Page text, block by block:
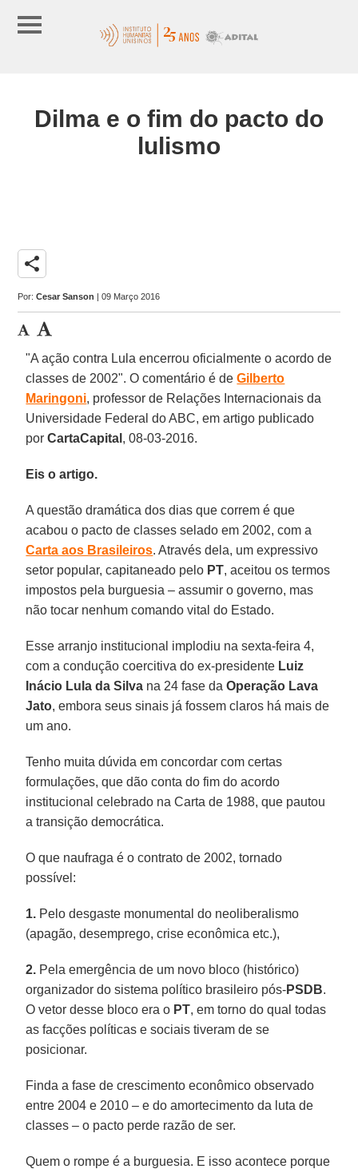
Dilma e o fim do pacto do
lulismo
share
Por:Cesar Sanson | 09 Março 2016
"A ação contra Lula encerrou oficialmente o acordo de
classes de 2002". O comentário é deGilberto
Maringoni, professor de Relações Internacionais da
Universidade Federal do ABC, em artigo publicado
porCartaCapital , 08-03-2016.
Eis o artigo.
A questão dramática dos dias que correm é que
acabou o pacto de classes selado em 2002, com a
Carta aos Brasileiros. Através dela, um expressivo
setor popular, capitaneado pelo PT, aceitou os termos
impostos pela burguesia – assumir o governo, mas
não tocar nenhum comando vital do Estado.
Esse arranjo institucional implodiu na sexta-feira 4,
com a condução coercitiva do ex-presidente Luiz
Inácio Lula da Silva na 24 fase daOperação Lava
Jato, embora seus sinais já fossem claros há mais de
um ano.
Tenho muita dúvida em concordar com certas
formulações, que dão conta do fim do acordo
institucional celebrado na Carta de 1988, que pautou
a transição democrática.
O que naufraga é o contrato de 2002, tornado
possível:
1. Pelo desgaste monumental do neoliberalismo
(apagão, desemprego, crise econômica etc.),
2. Pela emergência de um novo bloco (histórico)
organizador do sistema político brasileiro pós-PSDB.
O vetor desse bloco era o PT, em torno do qual todas
as facções políticas e sociais tiveram de se
posicionar.
Finda a fase de crescimento econômico observado
entre 2004 e 2010 – e do amortecimento da luta de
classes – o pacto perde razão de ser.
Quem o rompe é a burguesia. E isso acontece porque